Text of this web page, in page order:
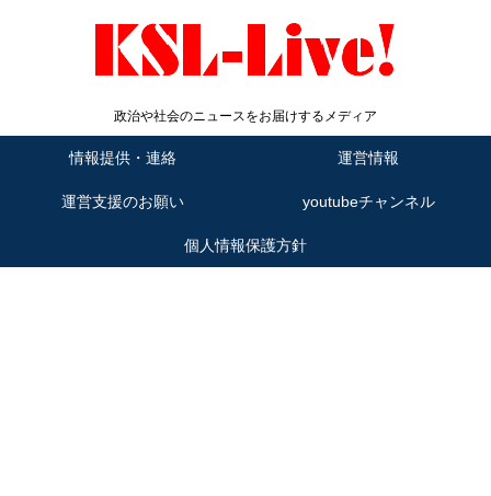
政治や社会のニュースをお届けするメディア
情報提供・連絡 運営情報
運営支援のお願い youtubeチャンネル
個人情報保護方針